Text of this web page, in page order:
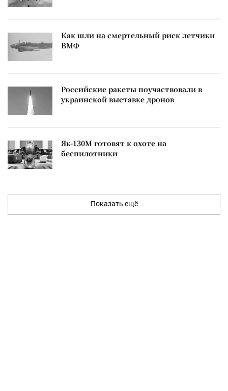
Как шли на смертельный риск летчики
ВМФ
Российские ракеты поучаствовали в
украинской выставке дронов
Як-130М готовят к охоте на
беспилотники
Показать ещё